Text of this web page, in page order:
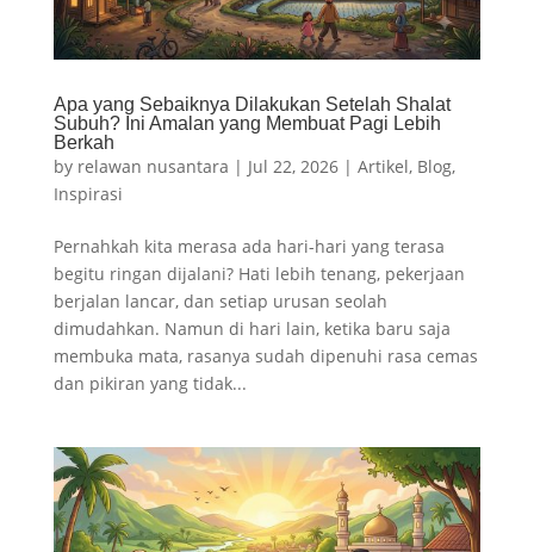
Apa yang Sebaiknya Dilakukan Setelah Shalat
Subuh? Ini Amalan yang Membuat Pagi Lebih
Berkah
by relawan nusantara | Jul 22, 2026| Artikel, Blog,
Inspirasi
Pernahkah kita merasa ada hari-hari yang terasa
begitu ringan dijalani? Hati lebih tenang, pekerjaan
berjalan lancar, dan setiap urusan seolah
dimudahkan. Namun di hari lain, ketika baru saja
membuka mata, rasanya sudah dipenuhi rasa cemas
dan pikiran yang tidak...